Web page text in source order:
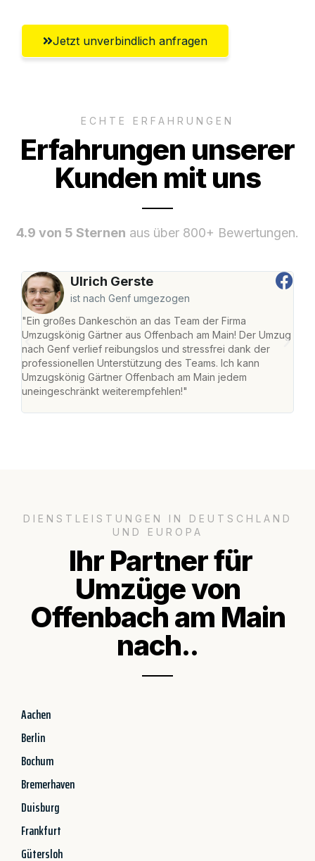
Jetzt unverbindlich anfragen
ECHTE ERFAHRUNGEN
Erfahrungen unserer
Kunden mit uns
4.9 von 5 Sternen aus über 800+ Bewertungen.
Ulrich Gerste
ist nach Genf umgezogen
"Ein großes Dankeschön an das Team der Firma
Umzugskönig Gärtner aus Offenbach am Main! Der Umzug
nach Genf verlief reibungslos und stressfrei dank der
professionellen Unterstützung des Teams. Ich kann
Umzugskönig Gärtner Offenbach am Main jedem
uneingeschränkt weiterempfehlen!"
DIENSTLEISTUNGEN IN DEUTSCHLAND
UND EUROPA
Ihr Partner für
Umzüge von
Offenbach am Main
nach..
Aachen
Berlin
Bochum
Bremerhaven
Duisburg
Frankfurt
Gütersloh